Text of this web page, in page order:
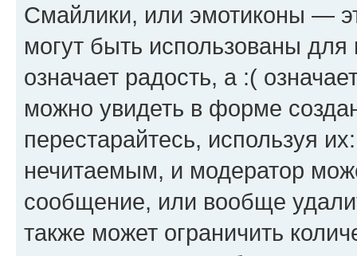
Смайлики, или эмотиконы —
могут быть использованы
означает радость, а :(
можно увидеть в форме
перестарайтесь, используя
нечитаемым, и модератор
сообщение, или вообще
также может ограничить